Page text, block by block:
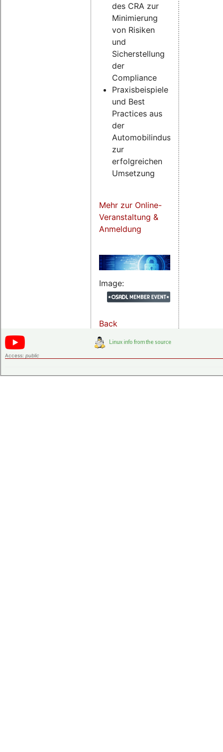
des CRA zur
Minimierung
von Risiken
und
Sicherstellung
der
Compliance
Praxisbeispiele
und Best
Practices aus
der
Automobilindustrie
zur
erfolgreichen
Umsetzung
Mehr zur Online-
Veranstaltung &
Anmeldung
Image:
Back
Access: public